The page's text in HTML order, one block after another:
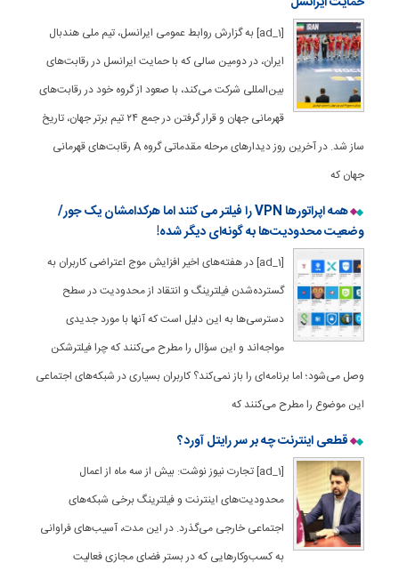
[ad_1] به گزارش روابط عمومی ایرانسل، تیم ملی هندبال
ایران، در دومین سالی که با حمایت ایرانسل در رقابت‌های
بین‌المللی شرکت می‌کند، با صعود از گروه خود در رقابت‌های
قهرمانی جهان و قرار گرفتن در جمع ۲۴ تیم برتر جهان، تاریخ
ساز شد. در آخرین روز دیدارهای مرحله مقدماتی گروه A رقابت‌های قهرمانی
جهان که
همه اپراتورها VPN را فیلتر می کنند اما هرکدامشان یک جور/
وضعیت محدودیت‌ها به‌ گونه‌ای دیگر شده!
[ad_1] در هفته‌های اخیر افزایش موج اعتراضی کاربران به
گسترده‌شدن فیلترینگ و انتقاد از محدودیت در سطح
دسترسی‌ها به این دلیل است که آنها با مورد جدیدی
مواجه‌اند و این سؤال را مطرح می‌کنند که چرا فیلترشکن
وصل می‌شود؛ اما برنامه‌ای را باز نمی‌کند؟ کاربران بسیاری در شبکه‌های اجتماعی
این موضوع را مطرح می‌کنند که
قطعی اینترنت چه بر سر رایتل آورد؟
[ad_1] تجارت نیوز نوشت: بیش از سه ماه از اعمال
محدودیت‌های اینترنت و فیلترینگ برخی شبکه‌های
اجتماعی خارجی می‌گذرد. در این مدت، آسیب‌های فراوانی
به کسب‌وکارهایی که در بستر فضای مجازی فعالیت